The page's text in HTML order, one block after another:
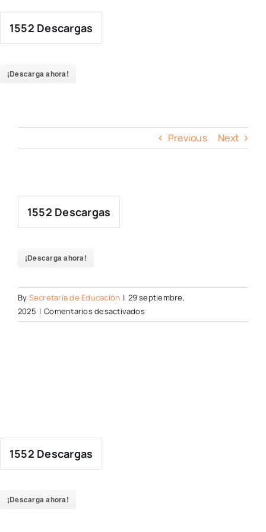
content
1552 Descargas
¡Descarga ahora!
Previous Next
1552 Descargas
¡Descarga ahora!
By Secretaría de Educación | 29 septiembre,
2025 | Comentarios desactivadosen
1552 Descargas
¡Descarga ahora!